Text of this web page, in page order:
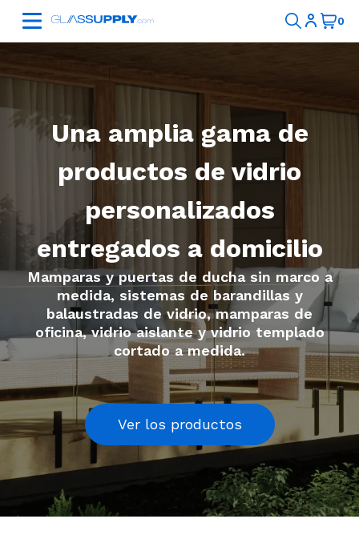
Una amplia gama de
productos de vidrio
personalizados
entregados a domicilio
Mamparas y puertas de ducha sin marco a
medida, sistemas de barandillas y
balaustradas de vidrio, mamparas de
oficina, vidrio aislante y vidrio templado
cortado a medida.
Ver los productos